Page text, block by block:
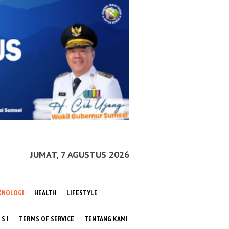
JUMAT, 7 AGUSTUS 2026
HEALTH LIFESTYLE
S I TERMS OF SERVICE TENTANG KAMI